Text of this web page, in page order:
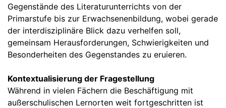
Gegenstände des Literaturunterrichts von der
Primarstufe bis zur Erwachsenenbildung, wobei gerade
der interdisziplinäre Blick dazu verhelfen soll,
gemeinsam Herausforderungen, Schwierigkeiten und
Besonderheiten des Gegenstandes zu eruieren.
Kontextualisierung der Fragestellung
Während in vielen Fächern die Beschäftigung mit
außerschulischen Lernorten weit fortgeschritten ist